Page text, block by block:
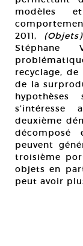
modèles
2011,
Stéphane
recyclage,
de la
deuxième
peuvent
troisième
objets en
peut avoir